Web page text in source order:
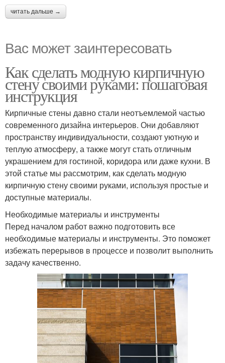
читать дальше →
Вас может заинтересовать
Как сделать модную кирпичную
стену своими руками: пошаговая
инструкция
Кирпичные стены давно стали неотъемлемой частью
современного дизайна интерьеров. Они добавляют
пространству индивидуальности, создают уютную и
теплую атмосферу, а также могут стать отличным
украшением для гостиной, коридора или даже кухни. В
этой статье мы рассмотрим, как сделать модную
кирпичную стену своими руками, используя простые и
доступные материалы.
Необходимые материалы и инструменты
Перед началом работ важно подготовить все
необходимые материалы и инструменты. Это поможет
избежать перерывов в процессе и позволит выполнить
задачу качественно.